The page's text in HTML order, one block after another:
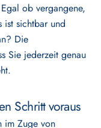
ob vergangene,
sichtbar und
Die
Sie jederzeit genau
Schritt voraus
im Zuge von